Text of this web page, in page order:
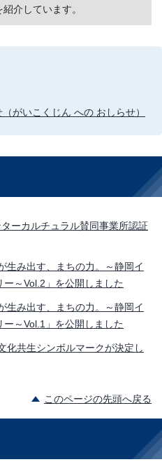
介しています。
がいこくじん への おしらせ）
ーカルチュラル賛同事業所認証
み出す、まちの力。～静岡イ
～Vol.2」を公開しました
み出す、まちの力。～静岡イ
～Vol.1」を公開しました
共生シンボルマークが決定し
このページの先頭へ戻る